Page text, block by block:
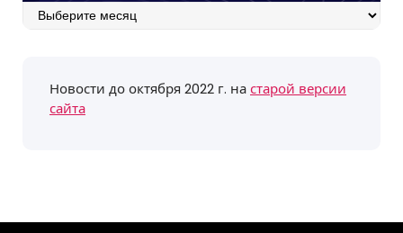
Архив
Новости до октября 2022 г. настарой версии
сайта